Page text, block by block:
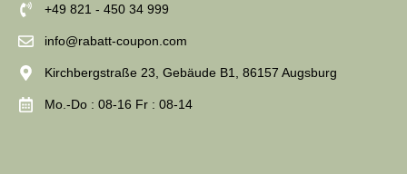
+49 821 - 450 34 999
info@rabatt-coupon.com
Kirchbergstraße 23, Gebäude B1, 86157 Augsburg
Mo.-Do : 08-16 Fr : 08-14